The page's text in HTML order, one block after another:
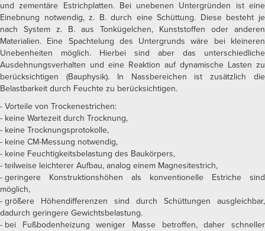
und zementäre Estrichplatten. Bei unebenen Untergründen ist eine
Einebnung notwendig, z. B. durch eine Schüttung. Diese besteht je
nach System z. B. aus Tonkügelchen, Kunststoffen oder anderen
Materialien. Eine Spachtelung des Untergrunds wäre bei kleineren
Unebenheiten möglich. Hierbei sind aber das unterschiedliche
Ausdehnungsverhalten und eine Reaktion auf dynamische Lasten zu
berücksichtigen (Bauphysik). In Nassbereichen ist zusätzlich die
Belastbarkeit durch Feuchte zu berücksichtigen.
Vorteile von Trockenestrichen:
keine Wartezeit durch Trocknung,
keine Trocknungsprotokolle,
keine CM-Messung notwendig,
keine Feuchtigkeitsbelastung des Baukörpers,
teilweise leichterer Aufbau, analog einem Magnesitestrich,
geringere Konstruktionshöhen als konventionelle Estriche sind
möglich,
größere Höhendifferenzen sind durch Schüttungen ausgleichbar,
dadurch geringere Gewichtsbelastung.
bei Fußbodenheizung weniger Masse betroffen, daher schneller